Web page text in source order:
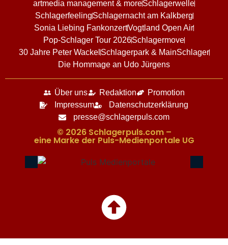
artmedia management & moreSchlagerwelle
SchlagerfeelingSchlagernacht am Kalkberg
Sonia Liebing FankonzertVogtland Open Air
Pop-Schlager Tour 2026Schlagermove
30 Jahre Peter Wackel Schlagerpark & MainSchlager
Die Hommage an Udo Jürgens
Über uns Redaktion
Promotion
Impressum
Datenschutzerklärung
presse@schlagerpuls.com
© 2026 Schlagerpuls.com –
eine Marke der Puls-Medienportale UG​